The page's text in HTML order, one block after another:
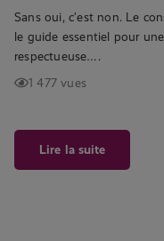
Sans oui, c’est non. Le
le guide essentiel pour
respectueuse….
1 477 vues
Lire la suite